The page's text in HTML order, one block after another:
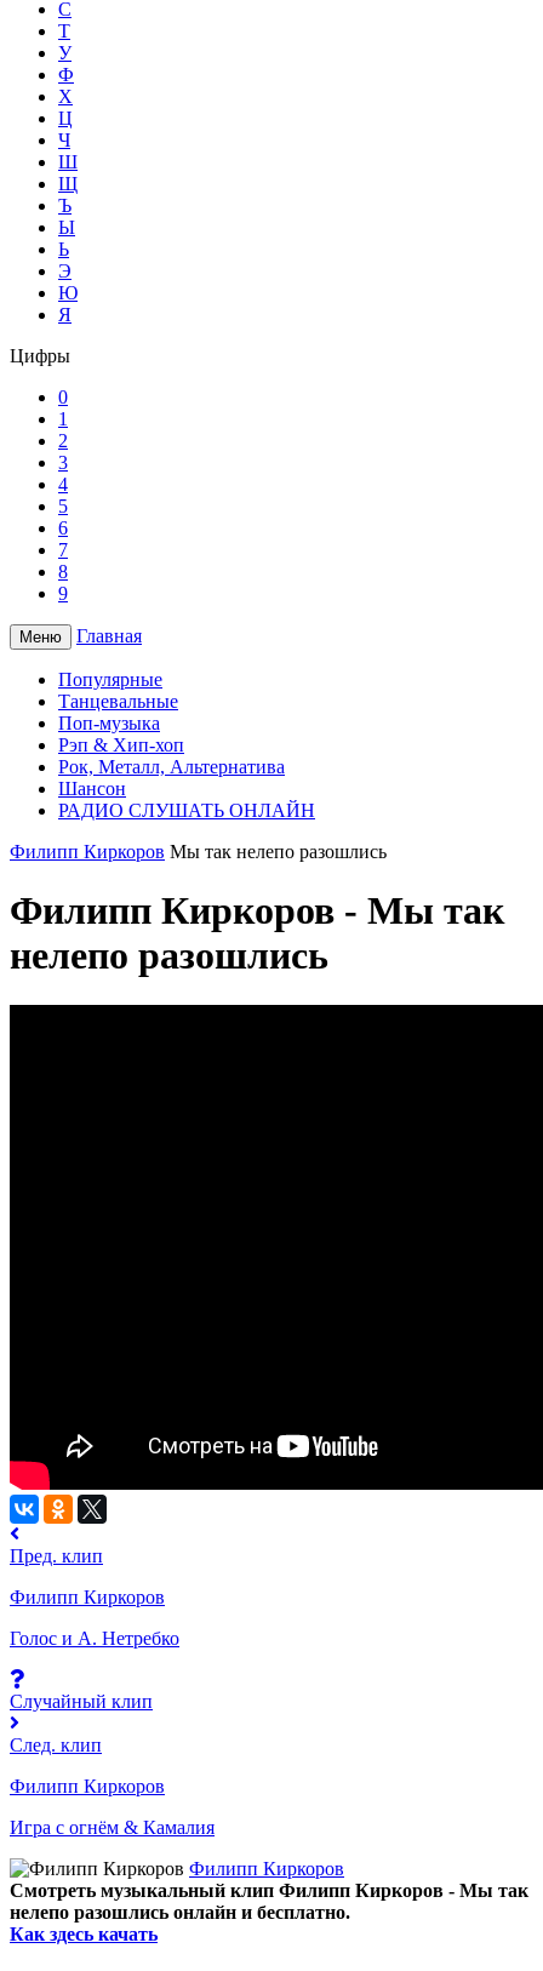
С
Т
У
Ф
Х
Ц
Ч
Ш
Щ
Ъ
Ы
Ь
Э
Ю
Я
Цифры
0
1
2
3
4
5
6
7
8
9
Меню Главная
Популярные
Танцевальные
Поп-музыка
Рэп & Хип-хоп
Рок, Металл, Альтернатива
Шансон
РАДИО СЛУШАТЬ ОНЛАЙН
Филипп Киркоров Мы так нелепо разошлись
Филипп Киркоров - Мы так
нелепо разошлись
Пред. клип
Филипп Киркоров
Голос и А. Нетребко
Случайный клип
След. клип
Филипп Киркоров
Игра с огнём & Камалия
Филипп Киркоров
Смотреть музыкальный клип Филипп Киркоров - Мы так
нелепо разошлись онлайн и бесплатно.
Как здесь качать